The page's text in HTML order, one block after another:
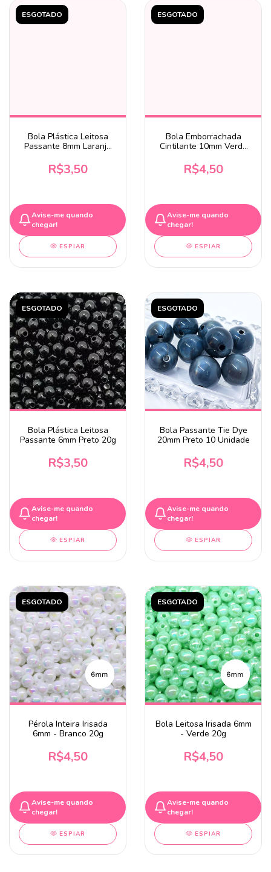
ESGOTADO
Bola Plástica Leitosa
Passante 8mm Laranja
R$3,50
Avise-me quando
chegar!
ESPIAR
ESGOTADO
Bola Emborrachada
Cintilante 10mm Verde
R$4,50
Avise-me quando
chegar!
ESPIAR
ESGOTADO
Bola Plástica Leitosa
Passante 6mm Preto 20g
R$3,50
Avise-me quando
chegar!
ESPIAR
ESGOTADO
Bola Passante Tie Dye
20mm Preto 10 Unidade
R$4,50
Avise-me quando
chegar!
ESPIAR
ESGOTADO
Pérola Inteira Irisada
6mm - Branco 20g
R$4,50
Avise-me quando
chegar!
ESPIAR
ESGOTADO
Bola Leitosa Irisada 6mm
- Verde 20g
R$4,50
Avise-me quando
chegar!
ESPIAR